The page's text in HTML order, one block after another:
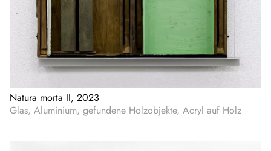
Natura morta II, 2023
Glas, Aluminium, gefundene Holzobjekte, Acryl auf Holz